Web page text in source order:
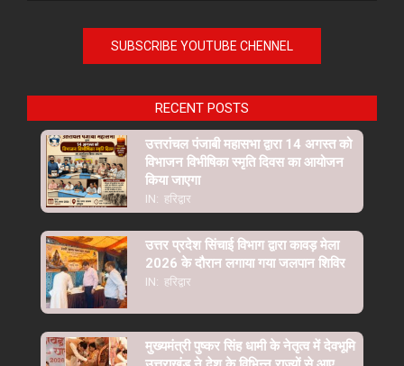
SUBSCRIBE YOUTUBE CHENNEL
RECENT POSTS
उत्तरांचल पंजाबी महासभा द्वारा 14 अगस्त को
विभाजन विभीषिका स्मृति दिवस का आयोजन
किया जाएगा
IN: हरिद्वार
उत्तर प्रदेश सिंचाई विभाग द्वारा कावड़ मेला
2026 के दौरान लगाया गया जलपान शिविर
IN: हरिद्वार
मुख्यमंत्री पुष्कर सिंह धामी के नेतृत्व में देवभूमि